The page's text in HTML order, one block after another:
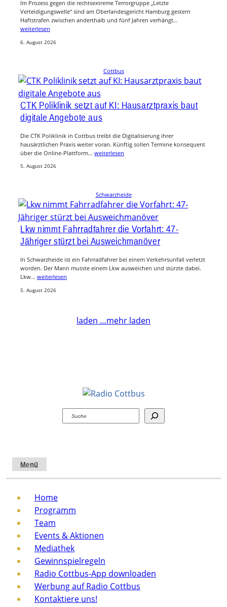
Im Prozess gegen die rechtsextreme Terrorgruppe „Letzte
Verteidigungswelle“ sind am Oberlandesgericht Hamburg gestern
Haftstrafen zwischen anderthalb und fünf Jahren verhängt…
weiterlesen
6. August 2026
Cottbus
CTK Poliklinik setzt auf KI: Hausarztpraxis baut
digitale Angebote aus
Die CTK Poliklinik in Cottbus treibt die Digitalisierung ihrer
hausärztlichen Praxis weiter voran. Künftig sollen Termine konsequent
über die Online-Plattform… weiterlesen
5. August 2026
Schwarzheide
Lkw nimmt Fahrradfahrer die Vorfahrt: 47-
Jähriger stürzt bei Ausweichmanöver
In Schwarzheide ist ein Fahrradfahrer bei einem Verkehrsunfall verletzt
worden. Der Mann musste einem Lkw ausweichen und stürzte dabei.
Lkw… weiterlesen
5. August 2026
laden …mehr laden
Suchen
Menü
Home
Programm
Team
Events & Aktionen
Mediathek
Gewinnspielregeln
Radio Cottbus-App downloaden
Werbung auf Radio Cottbus
Kontaktiere uns!